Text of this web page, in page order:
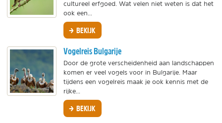
cultureel erfgoed. Wat velen niet weten is dat het
ook een...
BEKIJK
Vogelreis Bulgarije
Door de grote verscheidenheid aan landschappen
komen er veel vogels voor in Bulgarije. Maar
tijdens een vogelreis maak je ook kennis met de
rijke...
BEKIJK